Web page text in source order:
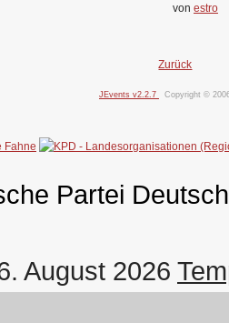
von estro
Zurück
JEvents v2.2.7 Copyright ©
Partei
August 2026